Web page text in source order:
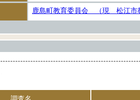
鹿島町教育委員会 （現 松江市